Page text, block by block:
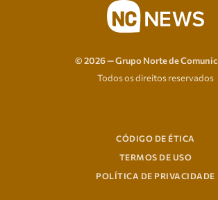
© 2026 — Grupo Norte de
Todos os direitos reservados
CÓDIGO DE ÉTICA
TERMOS DE USO
POLÍTICA DE PRIVACIDADE